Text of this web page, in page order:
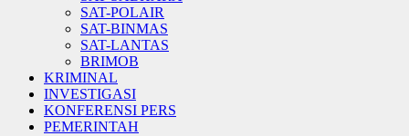
SAT-POLAIR
SAT-BINMAS
SAT-LANTAS
BRIMOB
KRIMINAL
INVESTIGASI
KONFERENSI PERS
PEMERINTAH